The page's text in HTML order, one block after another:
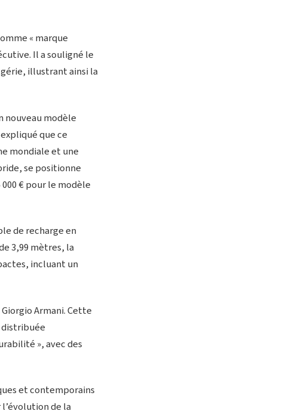
« marque
Il a souligné le
illustrant ainsi la
nouveau modèle
que ce
mondiale et une
se positionne
€ pour le modèle
de recharge en
3,99 mètres, la
incluant un
Armani. Cette
distribuée
», avec des
et contemporains
de la